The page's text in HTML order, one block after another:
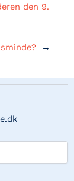
den 9.
→